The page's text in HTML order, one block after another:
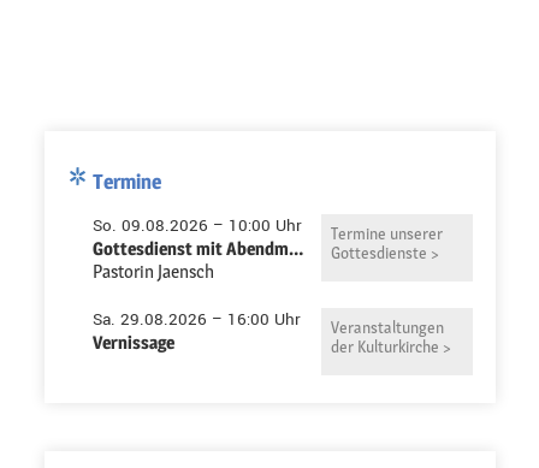
Termine
So. 09.08.2026 – 10:00 Uhr
Gottesdienst mit Abendmahl in der Pauluskirche
Pastorin Jaensch
Termine unserer
Gottesdienste >
Sa. 29.08.2026 – 16:00 Uhr
Vernissage
Veranstaltungen
der Kulturkirche >